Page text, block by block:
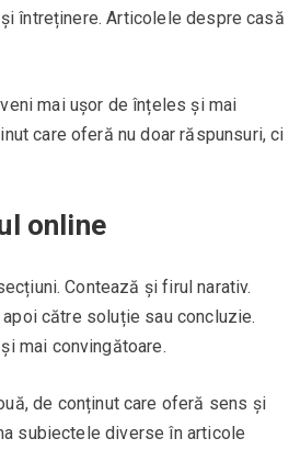
întreținere. Articolele despre casă
mai ușor de înțeles și mai
care oferă nu doar răspunsuri, ci
online
Contează și firul narativ.
către soluție sau concluzie.
mai convingătoare.
de conținut care oferă sens și
subiectele diverse în articole